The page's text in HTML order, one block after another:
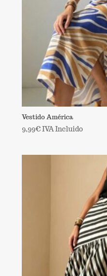
Vestido América
9,99€IVA Incluido